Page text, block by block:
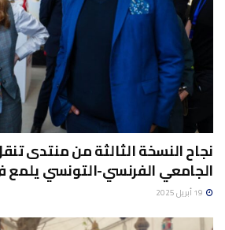
نجاح النسخة الثالثة من منتدى
الجامعي الفرنسي-التونسي يلمع